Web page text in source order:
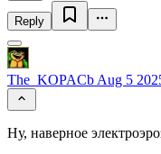
Reply
The_KOPACb Aug 5
Ну, наверное